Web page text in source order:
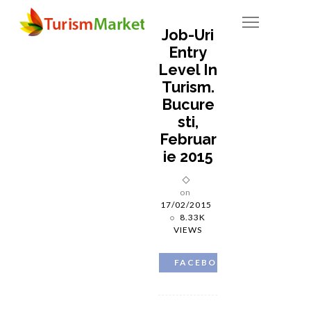
Job-Uri
Entry
Level In
Turism.
Bucure
Sti,
Februar
Ie 2015
on
17/02/2015
8.33K
VIEWS
FACEBOOK